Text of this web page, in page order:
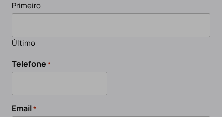
Primeiro
Último
Telefone *
Email*